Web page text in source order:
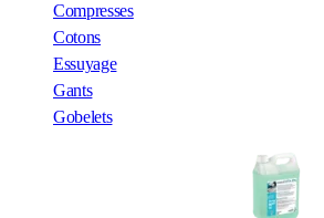
Compresses
Cotons
Essuyage
Gants
Gobelets